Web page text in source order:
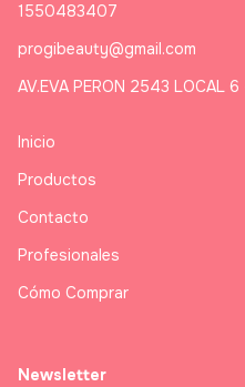
1550483407
progibeauty@gmail.com
AV.EVA PERON 2543 LOCAL
Inicio
Productos
Contacto
Profesionales
Cómo Comprar
Newsletter